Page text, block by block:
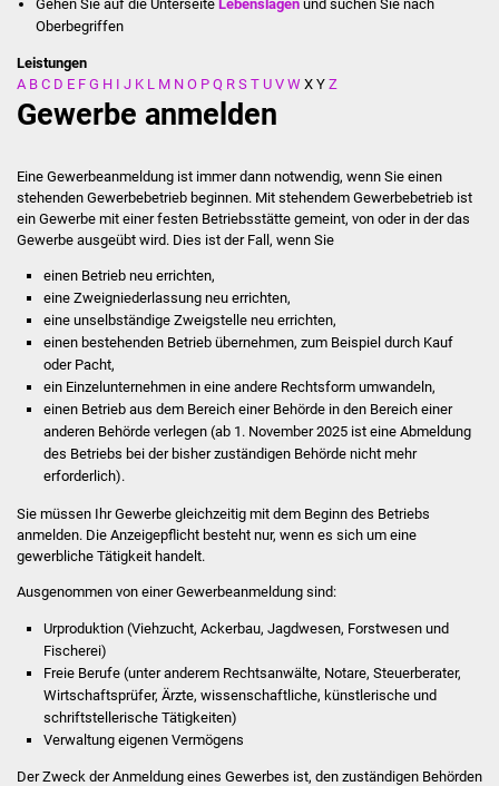
Stadtverwaltung
Behördenwegweiser
Stellenangebote
Kontakt
Veröffentlichungen
Ortsrecht
FNP / Bebauungspläne
Wahlen
Partnerstädte
Schulentwicklung Bizet
Gehen Sie auf die UnterseiteLebenslagen und suchen Sie nach
Oberbegriffen
Leistungen
A B C D E F G H I J K L M N O P Q R S T U V W X Y Z
Gewerbe anmelden
Eine Gewerbeanmeldung ist immer dann notwendig, wenn Sie einen
stehenden Gewerbebetrieb beginnen. Mit stehendem Gewerbebetrieb ist
ein Gewerbe mit einer festen Betriebsstätte gemeint, von oder in der das
Gewerbe ausgeübt wird. Dies ist der Fall, wenn Sie
einen Betrieb neu errichten,
eine Zweigniederlassung neu errichten,
eine unselbständige Zweigstelle neu errichten,
einen bestehenden Betrieb übernehmen, zum Beispiel durch Kauf
oder Pacht,
ein Einzelunternehmen in eine andere Rechtsform umwandeln,
einen Betrieb aus dem Bereich einer Behörde in den Bereich einer
anderen Behörde verlegen (ab 1. November 2025 ist eine Abmeldung
des Betriebs bei der bisher zuständigen Behörde nicht mehr
erforderlich).
Sie müssen Ihr Gewerbe gleichzeitig mit dem Beginn des Betriebs
anmelden. Die Anzeigepflicht besteht nur, wenn es sich um eine
gewerbliche Tätigkeit handelt.
Ausgenommen von einer Gewerbeanmeldung sind:
Urproduktion (Viehzucht, Ackerbau, Jagdwesen, Forstwesen und
Fischerei)
Freie Berufe (unter anderem Rechtsanwälte, Notare, Steuerberater,
Wirtschaftsprüfer, Ärzte, wissenschaftliche, künstlerische und
schriftstellerische Tätigkeiten)
Verwaltung eigenen Vermögens
Der Zweck der Anmeldung eines Gewerbes ist, den zuständigen Behörden